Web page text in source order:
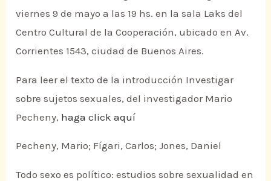
viernes 9 de mayo a las 19 hs. en la sala Laks del
Centro Cultural de la Cooperación, ubicado en Av.
Corrientes 1543, ciudad de Buenos Aires.
Para leer el texto de la introducción Investigar
sobre sujetos sexuales, del investigador Mario
Pecheny, haga click aquí
Pecheny, Mario; Fígari, Carlos; Jones, Daniel
Todo sexo es político: estudios sobre sexualidad en